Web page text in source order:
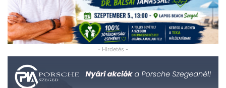
- Hirdetés -